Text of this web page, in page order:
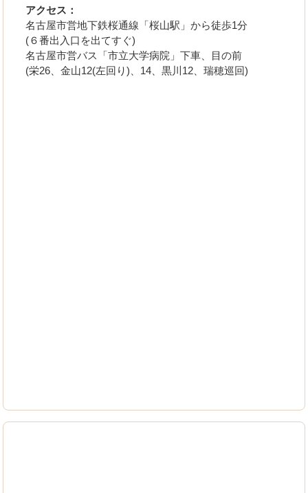
アクセス：
名古屋市営地下鉄桜通線「桜山駅」から徒歩1分
(６番出入口を出てすぐ)
名古屋市営バス「市立大学病院」下車、目の前
(栄26、金山12(左回り)、14、黒川12、瑞穂巡回)